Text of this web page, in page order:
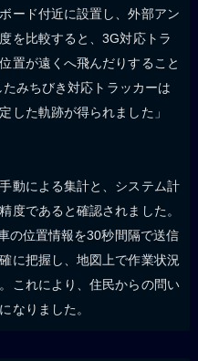
ード付近に設置し、外部アン
を比較すると、3G対応トラ
置が遠くへ飛んだりすること
みちびき対応トラッカーは
した軌跡が得られました」
動による集計と、システム計
度であると確認されました。
の位置情報を30秒間隔で送信
に把握し、地図上で作業状況
これにより、住民からの問い
なりました。